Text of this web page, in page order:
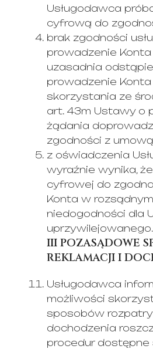
Usługodawca
cyfrową do
brak zgodności
prowadzenie
uzasadnia
prowadzenie
skorzystania ze
art. 43m Ustawy o
żądania
zgodności z
z oświadczenia
wyraźnie wynika,
cyfrowej do
Konta w
niedogodności dla
uprzywilejowanego.
III POZASĄDOWE
REKLAMACJI I
Usługodawca
możliwości
sposobów
dochodzenia
procedur dostępne